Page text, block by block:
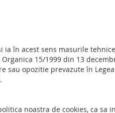
ia în acest sens masurile
15/1999 din 13
sau opozitie prevazute în
noastra de cookies, ca sa